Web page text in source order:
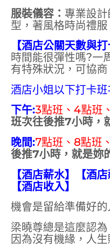
服裝儀容： 專業設
型，著風格時尚禮服
【酒店公關天數與打
時間能很彈性嗎?一
有特殊狀況，可協
酒店小姐以下打卡班
下午:3點班、4點班
班次往後推7小時，
晚間:7點班、8點班
後推7小時，就是妳
【酒店薪水】【酒
【酒店收入】
機會是留給準備好的
梁曉尊總是這麼認
因為沒有機緣，人